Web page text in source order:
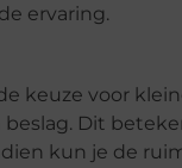
ervaring.
keuze voor
Dit
kun je de